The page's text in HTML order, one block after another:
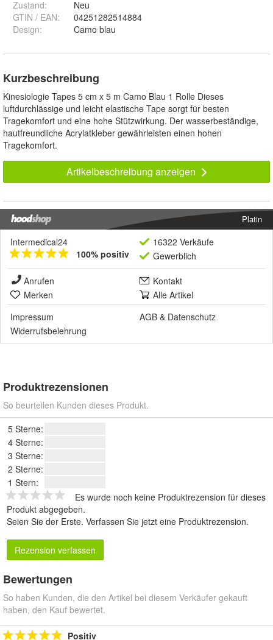
Zustand:
Neu
GTIN / EAN:
04251282514884
Design: Camo blau
Kurzbeschreibung
Kinesiologie Tapes 5 cm x 5 m Camo Blau 1 Rolle Dieses
luftdurchlässige und leicht elastische Tape sorgt für besten
Tragekomfort und eine hohe Stützwirkung. Der wasserbeständige,
hautfreundliche Acrylatkleber gewährleisten einen hohen
Tragekomfort.
Artikelbeschreibung anzeigen
Platin
Intermedical24
100% positiv
16322 Verkäufe
Gewerblich
Anrufen
Kontakt
Merken
Alle Artikel
Impressum
AGB & Datenschutz
Widerrufsbelehrung
Produktrezensionen
So beurteilen Kunden dieses Produkt.
5 Sterne:
4 Sterne:
3 Sterne:
2 Sterne:
1 Stern:
Es wurde noch keine Produktrezension für dieses
Produkt abgegeben.
Seien Sie der Erste. Verfassen Sie jetzt eine Produktrezension.
Rezension verfassen
Bewertungen
So haben Kunden, die den Artikel bei diesem Verkäufer gekauft
haben, den Kauf bewertet.
Positiv